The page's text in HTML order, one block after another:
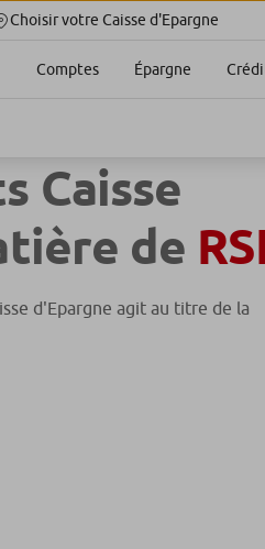
Choisir votre Caisse d'Epargne
Comptes Épargne
Caisse
de
d'Epargne agit au titre de la